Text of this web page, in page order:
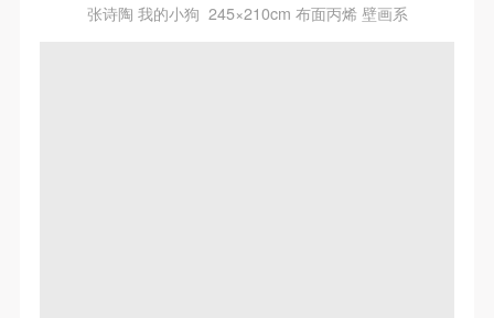
张诗陶 我的小狗 245×210cm 布面丙烯 壁画系